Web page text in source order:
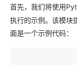
首先，我们将使用
执行的示例。该模块
面是一个示例代码：